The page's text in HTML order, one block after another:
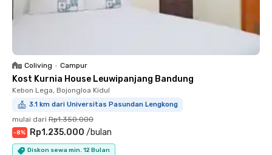
Coliving • Campur
Kost Kurnia House Leuwipanjang Bandung
Kebon Lega, Bojongloa Kidul
3.1 km dari Universitas Pasundan Lengkong
mulai dari Rp1.350.000
-8% Rp1.235.000 /bulan
Diskon sewa min. 12 Bulan